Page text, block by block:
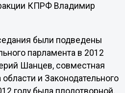
КПРФ Владимир
были подведены
парламента в 2012
Шанцев, совместная
и Законодательного
году была плодотворной.